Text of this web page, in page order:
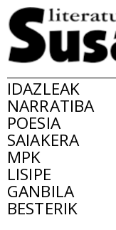
IDAZLEAK
NARRATIBA
POESIA
SAIAKERA
MPK
LISIPE
GANBILA
BESTERIK